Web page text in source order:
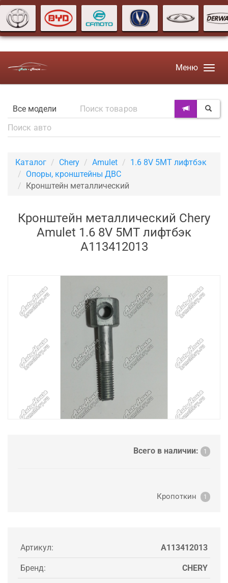
Меню
Каталог Chery Amulet
1.6 8V 5MT лифтбэк
Опоры, кронштейны ДВС
Кронштейн металлический
Кронштейн металлический Chery
Amulet 1.6 8V 5MT лифтбэк
A113412013
Всего в наличии: 1
Кропоткин 1
Артикул: A113412013
Бренд: CHERY